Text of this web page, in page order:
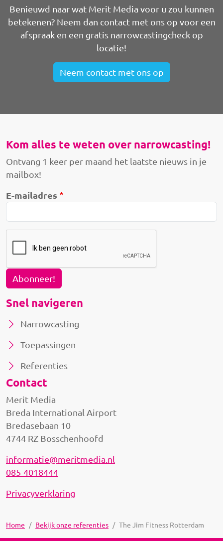
Benieuwd naar wat Merit Media voor u zou kunnen
betekenen? Neem dan contact met ons op voor een
afspraak en een gratis narrowcastingcheck op
locatie!
Neem contact met ons op
Kom alles te weten over narrowcasting!
Ontvang 1 keer per maand het laatste nieuws in je
mailbox!
E-mailadres
Abonneer!
Snel navigeren
Narrowcasting
Toepassingen
Referenties
Contact
Merit Media
Breda International Airport
Bredasebaan 10
4744 RZ Bosschenhoofd
informatie@meritmedia.nl
085-4018444
Privacyverklaring
Home Bekijk onze referenties The Jim Fitness Rotterdam